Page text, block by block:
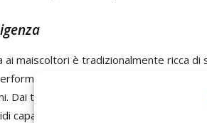
ai maiscoltori è tradizionalmente ricca di
nelle molteplici condizioni
Dai terreni più fertili e irrigui a quelli
capaci di esprimere il massimo delle